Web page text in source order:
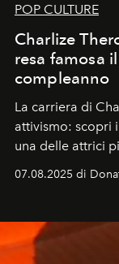
POP CULTURE
Charlize
resa famosa
compleanno
La carriera di
attivismo: scopri
una delle attrici
07.08.2025 di